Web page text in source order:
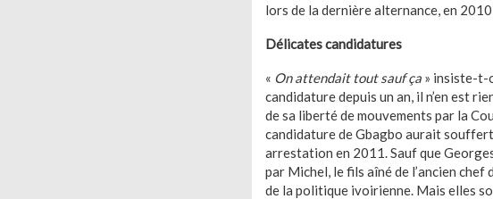
lors de la dernière alternance, en
Délicates candidatures
« On attendait tout sauf ça » insiste-t-
candidature depuis un an, il n’en est
de sa liberté de mouvements par la
candidature de Gbagbo aurait
arrestation en 2011. Sauf que
par Michel, le fils aîné de l’ancien
de la politique ivoirienne. Mais elles